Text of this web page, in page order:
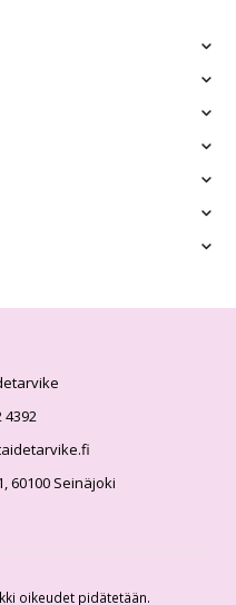
4392
60100 Seinäjoki
oikeudet pidätetään.